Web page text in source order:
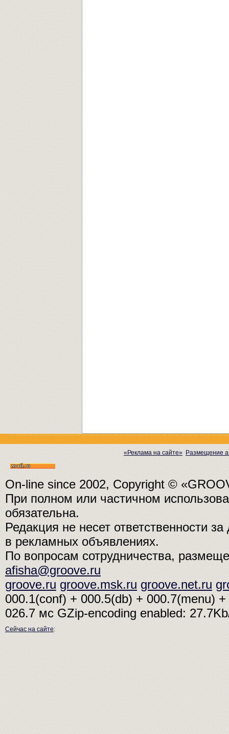
«Реклама на сайте» Размещение
On-line since 2002, Copyright ©
При полном или частичном
обязательна.
Редакция не несет ответственности
в рекламных объявлениях.
По вопросам сотрудничества,
afisha@groove.ru
groove.ru groove.msk.ru groove.net.ru
000.1(conf) + 000.5(db) + 000.7(menu)
026.7 мсGZip-encoding enabled:
Сейчас на сайте: